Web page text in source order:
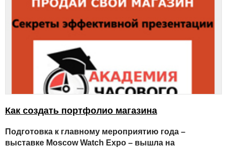
Как создать портфолио магазина
Подготовка к главному мероприятию года –
выставке Moscow Watch Expo – вышла на